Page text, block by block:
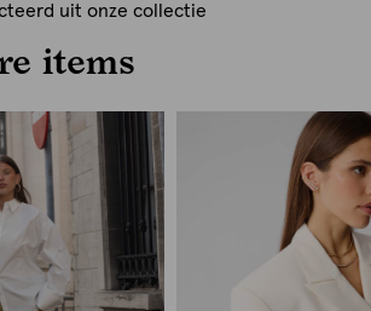
uit onze collectie
items